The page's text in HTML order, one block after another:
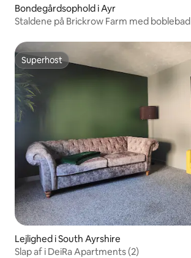
Bondegårdsophold i Ayr
Staldene på Brickrow Farm med boblebad
Superhost
Superhost
Lejlighed i South Ayrshire
Slap af i DeiRa Apartments (2)